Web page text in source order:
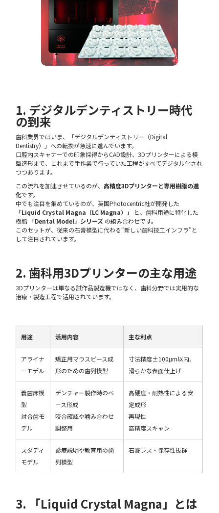
1. デジタルデンティストリー時代
の到来
歯科業界ではいま、「デジタルデンティストリー（Digital
Dentistry）」への転換が急速に進んでいます。
口腔内スキャナーでの印象採得からCAD設計、3Dプリンターによる模
型造形まで、これまで手作業で行っていた工程がすべてデジタル化され
つつあります。
この流れを加速させているのが、高精度3Dプリンターと専用樹脂の進
化です。
中でも注目を集めているのが、英国Photocentric社が開発した
「Liquid Crystal Magna（LC Magna）」
と、歯科用途に特化した
樹脂 「Dental Model」シリーズ の組み合わせです。
このセットが、従来の石膏模型に代わる“新しい歯科技工インフラ”と
して注目されています。
2. 歯科用3Dプリンターの主な用途
3Dプリンターは単なる試作品製造機ではなく、歯科分野では実用的な
治療・製造工程で活用されています。
用途 活用内容 主な利点
アライナ
ーモデル
矯正用マウスピース成
形のための歯列模型
寸法精度±100µm以内、
滑らかな表面仕上げ
義歯床模
型
対合歯モ
デル
デンチャー製作時のベ
ース形成
咬合確認や噛み合わせ
調整用
高硬度・耐熱性による安
定成形
再現性
高精度スキャン
スタディ
モデル
診療説明や教育用の歯
列模型
石膏レス・保存性抜群
3. 「Liquid Crystal Magna」とは